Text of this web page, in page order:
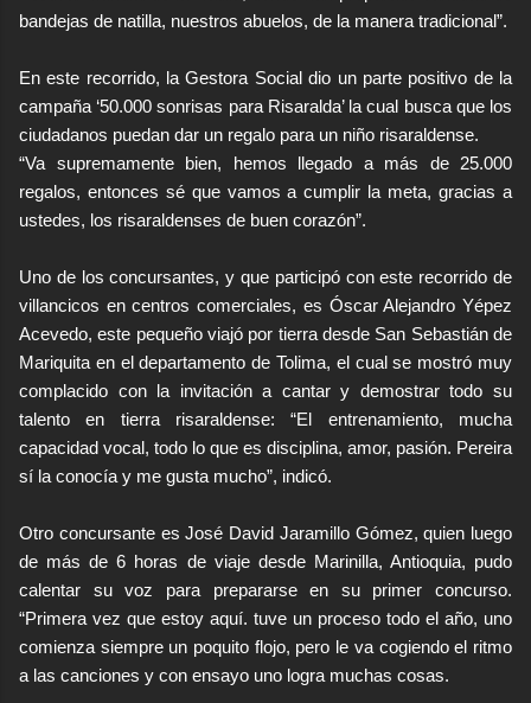
bandejas de natilla, nuestros abuelos, de la manera tradicional”.
En este recorrido, la Gestora Social dio un parte positivo de la
campaña ‘50.000 sonrisas para Risaralda’ la cual busca que los
ciudadanos puedan dar un regalo para un niño risaraldense.
“Va supremamente bien, hemos llegado a más de 25.000
regalos, entonces sé que vamos a cumplir la meta, gracias a
ustedes, los risaraldenses de buen corazón”.
Uno de los concursantes, y que participó con este recorrido de
villancicos en centros comerciales, es Óscar Alejandro Yépez
Acevedo, este pequeño viajó por tierra desde San Sebastián de
Mariquita en el departamento de Tolima, el cual se mostró muy
complacido con la invitación a cantar y demostrar todo su
talento en tierra risaraldense: “El entrenamiento, mucha
capacidad vocal, todo lo que es disciplina, amor, pasión. Pereira
sí la conocía y me gusta mucho”, indicó.
Otro concursante es José David Jaramillo Gómez, quien luego
de más de 6 horas de viaje desde Marinilla, Antioquia, pudo
calentar su voz para prepararse en su primer concurso.
“Primera vez que estoy aquí. tuve un proceso todo el año, uno
comienza siempre un poquito flojo, pero le va cogiendo el ritmo
a las canciones y con ensayo uno logra muchas cosas.